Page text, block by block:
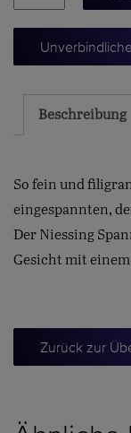
Ohrstecker
8mm
Beschreibung
So fein und
eingespannten,
Der Niessing
Gesicht mit
Zurück zur